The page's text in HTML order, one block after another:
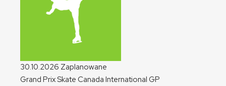
30.10.2026 Zaplanowane
Grand Prix Skate Canada International GP